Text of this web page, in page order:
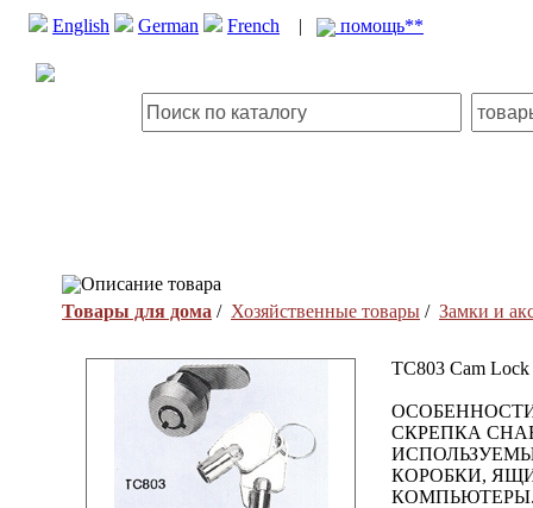
English German French | помощь**
Описание товара
Товары для дома / Хозяйственные товары / Замки и
TC803 Cam Lock
СКРЕПКА
КОРОБКИ,